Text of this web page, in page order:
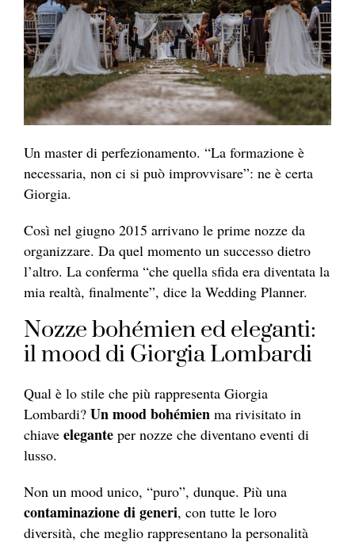
Un master di perfezionamento. “La formazione è
necessaria, non ci si può improvvisare”: ne è certa
Giorgia.
Così nel giugno 2015 arrivano le prime nozze da
organizzare. Da quel momento un successo dietro
l’altro. La conferma “che quella sfida era diventata la
mia realtà, finalmente”, dice la Wedding Planner.
Nozze bohémien ed eleganti:
il mood di Giorgia Lombardi
Qual è lo stile che più rappresenta Giorgia
Lombardi? Un mood bohémien ma rivisitato in
chiave elegante per nozze che diventano eventi di
lusso.
Non un mood unico, “puro”, dunque. Più una
contaminazione di generi, con tutte le loro
diversità, che meglio rappresentano la personalità